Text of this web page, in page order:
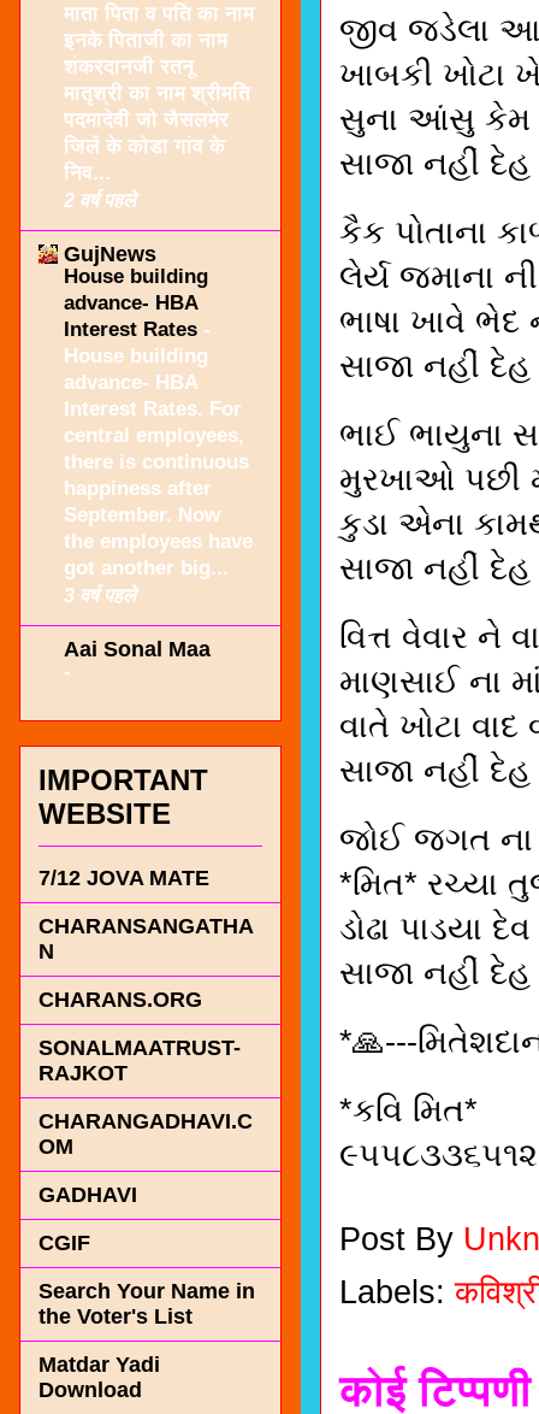
જીવ જડેલા આ
ખાબકી ખોટા
સુના આંસુ કેમ
સાજા નહીં દેહ
કૈક પોતાના
લેર્ય જમાના
ભાષા ખાવે ભેદ
સાજા નહીં દેહ
ભાઈ ભાયુના
મુરખાઓ પછી
કુડા એના
સાજા નહીં દેહ
વિત્ત વેવાર ને
માણસાઈ ના
વાતે ખોટા વાદ
સાજા નહીં દેહ
જોઈ જગત
*મિત* રચ્યા
ડોઢા પાડયા
સાજા નહીં દેહ
*🙏---
*કવિ મિત*
૯૫૫૮૩૩૬૫૧૨
Post By
Labels:
कोई
माता पिता व पति का नाम
इनके पिताजी का नाम
शंकरदानजी रतनू
मातृश्री का नाम श्रीमति
पदमादेवी जो जैसलमेर
जिलें के कोडा गांव के
निव...
2 वर्ष पहले
GujNews
House building
advance- HBA
Interest Rates -
House building
advance- HBA
Interest Rates. For
central employees,
there is continuous
happiness after
September. Now
the employees have
got another big...
3 वर्ष पहले
Aai Sonal Maa
-
IMPORTANT
WEBSITE
7/12 JOVA MATE
CHARANSANGATHA
N
CHARANS.ORG
SONALMAATRUST-
RAJKOT
CHARANGADHAVI.C
OM
GADHAVI
CGIF
Search Your Name in
the Voter's List
Matdar Yadi
Download